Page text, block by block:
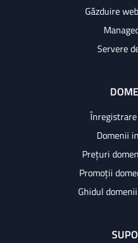
Găzduire
Servere
Domenii
Prețuri
Promoții
Ghidul